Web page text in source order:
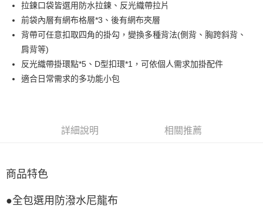
Google Pay
全盈+PAY
ATM付款
運送方式
拉鍊口袋皆選用防水拉鍊、反光織帶拉片
前袋內層有網布格層*3、後有網布夾層
背帶可任意扣取四角的掛勾，變換多種背法(側背、胸跨斜背、
肩背等)
反光織帶掛環點*5、D型扣環*1，可依個人需求加掛配件
適合日常需求的多功能小包
詳細說明 相關推薦
商品特色
●全包選用防潑水尼龍布